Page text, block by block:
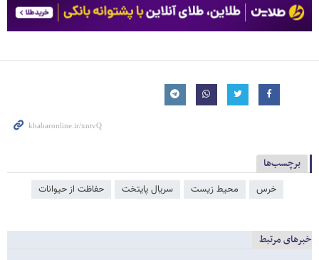
برچسب‌ها
خرس محیط زیست سریال پایتخت حفاظت از حیوانات
خبرهای مرتبط